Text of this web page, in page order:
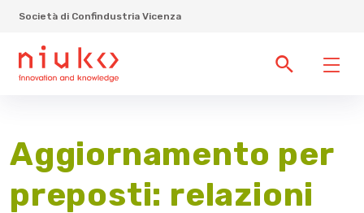
Società di Confindustria Vicenza
Aggiornamento per
preposti: relazioni